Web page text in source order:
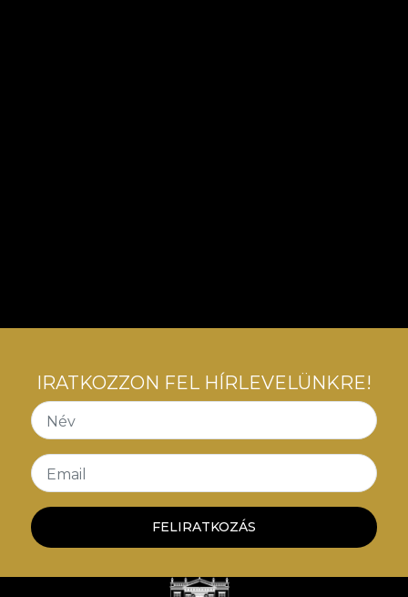
IRATKOZZON FEL HÍRLEVELÜNKRE!
Név
Email
FELIRATKOZÁS